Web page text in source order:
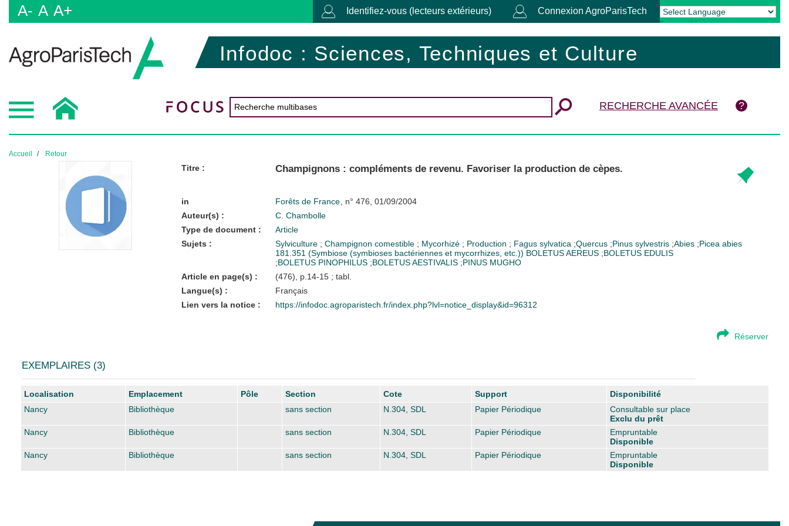
A- A A+ Identifiez-vous (lecteurs extérieurs) Connexion AgroParisTech
Powered by Translate
Infodoc : Sciences, Techniques et Culture
RECHERCHE AVANCÉE
Accueil Retour
Titre : Champignons : compléments de revenu. Favoriser la production de cèpes.
in Forêts de France , n° 476, 01/09/2004
Auteur(s) :
C. Chambolle
Type de document :
Article
Sujets :
Sylviculture ; Champignon comestible ; Mycorhizé ; Production ; Fagus sylvatica ;Quercus ;Pinus sylvestris ;Abies ;Picea abies
181.351 (Symbiose (symbioses bactériennes et mycorrhizes, etc.)) BOLETUS AEREUS ;BOLETUS EDULIS
;BOLETUS PINOPHILUS ;BOLETUS AESTIVALIS ;PINUS MUGHO
Article en page(s) :
(476), p.14-15 ; tabl.
Langue(s) :
Français
Lien vers la notice :
https://infodoc.agroparistech.fr/index.php?lvl=notice_display&id=96312
Réserver
EXEMPLAIRES (3)
Liste des exemplaires
Localisation Emplacement Pôle Section Cote Support
Disponibilité
Nancy
Bibliothèque sans section N.304, SDL Papier Périodique
Consultable sur place
Exclu du prêt
Nancy
Bibliothèque sans section N.304, SDL Papier Périodique
Empruntable
Disponible
Nancy
Bibliothèque sans section N.304, SDL Papier Périodique
Empruntable
Disponible